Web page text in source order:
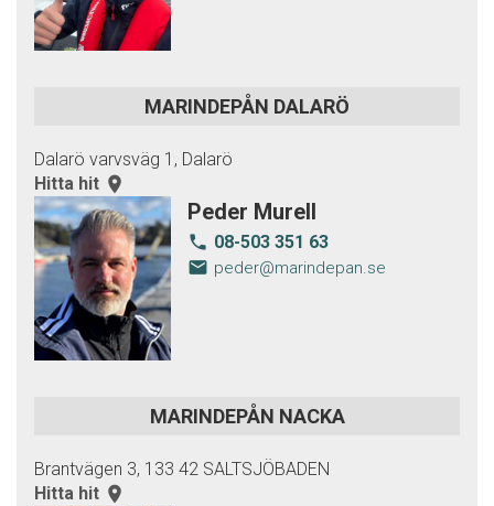
MARINDEPÅN DALARÖ
Dalarö varvsväg 1, Dalarö
Hitta hit room
Peder Murell
local_phone 08-503 351 63
email peder@marindepan.se
MARINDEPÅN NACKA
Brantvägen 3, 133 42 SALTSJÖBADEN
Hitta hit room